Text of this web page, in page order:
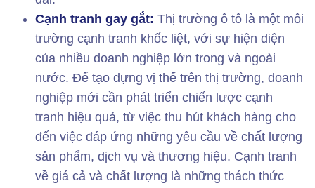
Cạnh tranh gay gắt: Thị trường ô tô là một môi
trường cạnh tranh khốc liệt, với sự hiện diện
của nhiều doanh nghiệp lớn trong và ngoài
nước. Để tạo dựng vị thế trên thị trường, doanh
nghiệp mới cần phát triển chiến lược cạnh
tranh hiệu quả, từ việc thu hút khách hàng cho
đến việc đáp ứng những yêu cầu về chất lượng
sản phẩm, dịch vụ và thương hiệu. Cạnh tranh
về giá cả và chất lượng là những thách thức